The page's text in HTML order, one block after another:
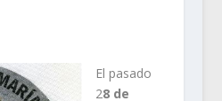
El pasado
28 de